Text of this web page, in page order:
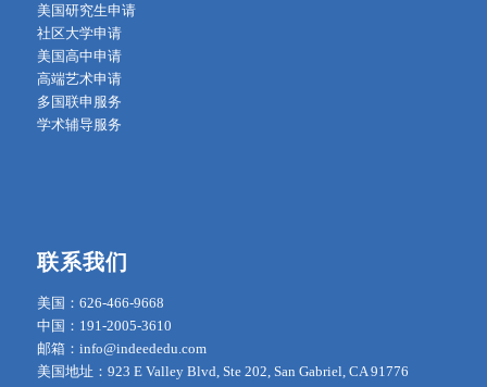
美国研究生申请
社区大学申请
美国高中申请
高端艺术申请
多国联申服务
学术辅导服务
联系我们
美国：626-466-9668
中国：191-2005-3610
邮箱：info@indeededu.com
美国地址：923 E Valley Blvd, Ste 202, San Gabriel, CA 91776